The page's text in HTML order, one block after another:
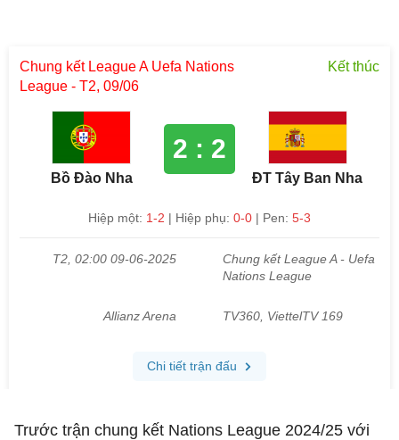
Trước trận chung kết Nations League 2024/25 với